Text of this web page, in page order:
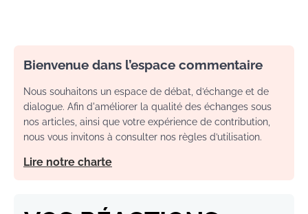
Bienvenue dans l’espace commentaire
Nous souhaitons un espace de débat, d’échange et de
dialogue. Afin d'améliorer la qualité des échanges sous
nos articles, ainsi que votre expérience de contribution,
nous vous invitons à consulter nos règles d’utilisation.
Lire notre charte